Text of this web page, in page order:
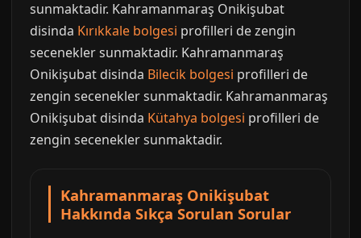
sunmaktadir. Kahramanmaraş Onikişubat
disinda Kırıkkale bolgesi profilleri de zengin
secenekler sunmaktadir. Kahramanmaraş
Onikişubat disinda Bilecik bolgesi profilleri de
zengin secenekler sunmaktadir. Kahramanmaraş
Onikişubat disinda Kütahya bolgesi profilleri de
zengin secenekler sunmaktadir.
Kahramanmaraş Onikişubat
Hakkında Sıkça Sorulan Sorular